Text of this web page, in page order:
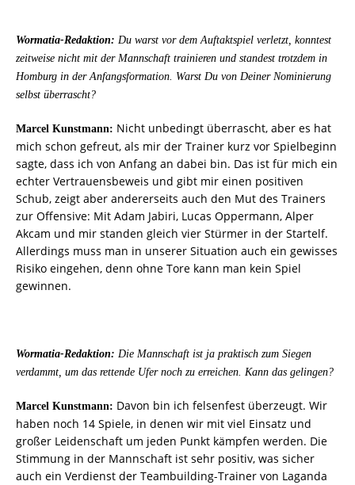
Wormatia-Redaktion: Du warst vor dem Auftaktspiel verletzt, konntest
zeitweise nicht mit der Mannschaft trainieren und standest trotzdem in
Homburg in der Anfangsformation. Warst Du von Deiner Nominierung
selbst überrascht?
Marcel Kunstmann: Nicht unbedingt überrascht, aber es hat
mich schon gefreut, als mir der Trainer kurz vor Spielbeginn
sagte, dass ich von Anfang an dabei bin. Das ist für mich ein
echter Vertrauensbeweis und gibt mir einen positiven
Schub, zeigt aber andererseits auch den Mut des Trainers
zur Offensive: Mit Adam Jabiri, Lucas Oppermann, Alper
Akcam und mir standen gleich vier Stürmer in der Startelf.
Allerdings muss man in unserer Situation auch ein gewisses
Risiko eingehen, denn ohne Tore kann man kein Spiel
gewinnen.
Wormatia-Redaktion: Die Mannschaft ist ja praktisch zum Siegen
verdammt, um das rettende Ufer noch zu erreichen. Kann das gelingen?
Marcel Kunstmann: Davon bin ich felsenfest überzeugt. Wir
haben noch 14 Spiele, in denen wir mit viel Einsatz und
großer Leidenschaft um jeden Punkt kämpfen werden. Die
Stimmung in der Mannschaft ist sehr positiv, was sicher
auch ein Verdienst der Teambuilding-Trainer von Laganda